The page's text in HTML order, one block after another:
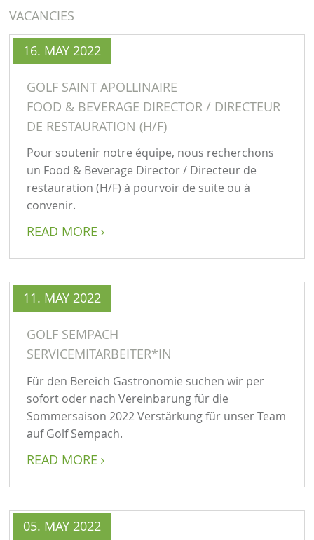
VACANCIES
16. MAY 2022
GOLF SAINT APOLLINAIRE
FOOD & BEVERAGE DIRECTOR / DIRECTEUR
DE RESTAURATION (H/F)
Pour soutenir notre équipe, nous recherchons
un Food & Beverage Director / Directeur de
restauration (H/F) à pourvoir de suite ou à
convenir.
READ MORE
11. MAY 2022
GOLF SEMPACH
SERVICEMITARBEITER*IN
Für den Bereich Gastronomie suchen wir per
sofort oder nach Vereinbarung für die
Sommersaison 2022 Verstärkung für unser Team
auf Golf Sempach.
READ MORE
05. MAY 2022